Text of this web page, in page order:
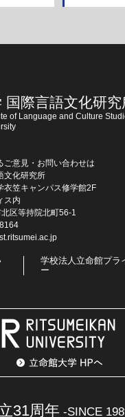
国際言語文化研究
of Language and Culture
ご意見・お問い合わせは
文化研究所
衣笠キャンパス修学館2F
ス内
区等持院北町56-1
学校法人立命館プラ
ー
31周年 -SINCE